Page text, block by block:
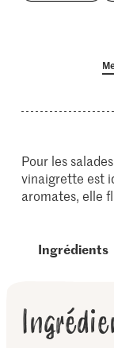
Pour les
vinaigrette est
aromates, elle
Ingrédients